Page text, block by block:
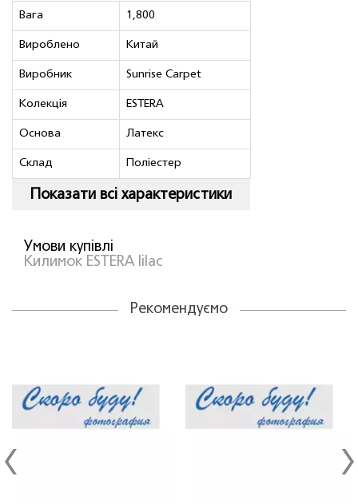
Вага 1,800
Вироблено Китай
Виробник Sunrise Carpet
Колекція ESTERA
Основа Латекс
Склад Полiестер
Показати всі характеристики
Умови купівлі
Килимок ESTERA lilac
Рекомендуємо